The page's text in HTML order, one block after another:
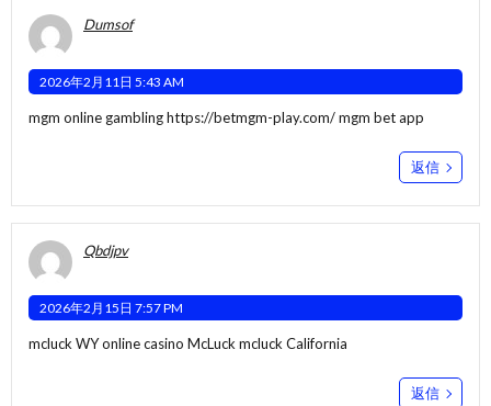
Dumsof
2026年2月11日 5:43 AM
mgm online gamblinghttps://betmgm-play.com/mgm bet app
返信
Qbdjpv
2026年2月15日 7:57 PM
mcluck WYonline casino McLuck mcluck California
返信